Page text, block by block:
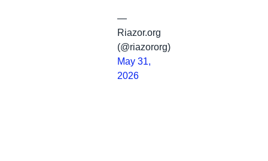
—
Riazor.org
(@riazororg)
May 31,
2026